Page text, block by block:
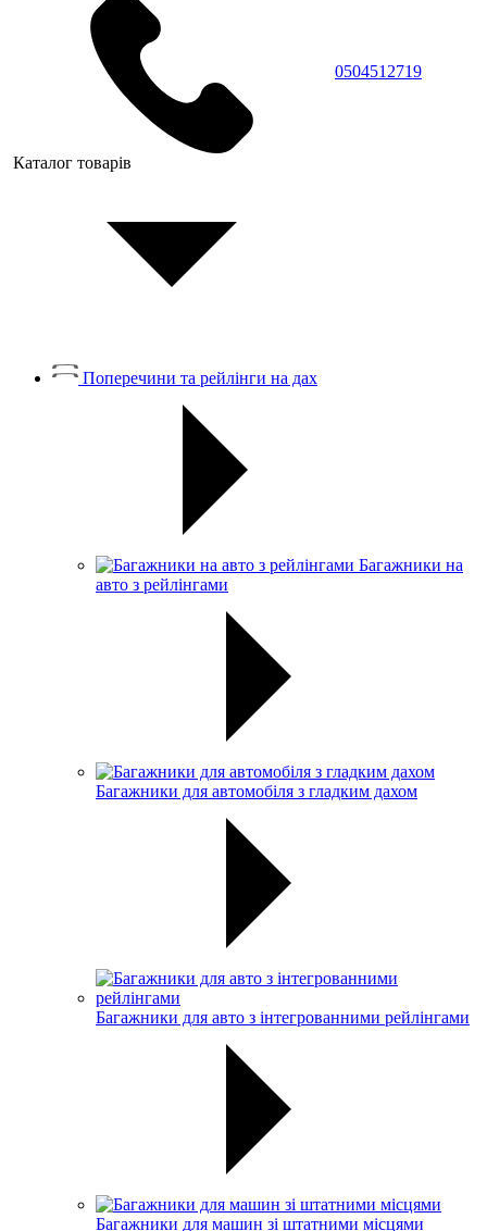
0504512719
Каталог товарів
Поперечини та рейлінги на дах
Багажники на
авто з рейлінгами
Багажники для автомобіля з гладким дахом
Багажники для авто з інтегрованними рейлінгами
Багажники для машин зі штатними місцями